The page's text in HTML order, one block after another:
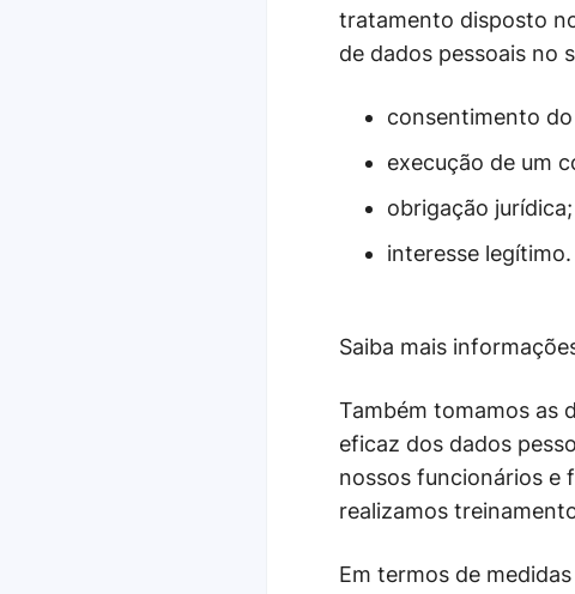
tratamento disposto
de dados pessoais no
consentimento
execução de um
obrigação jurídica;
interesse legítimo.
Saiba mais
Também tomamos as
eficaz dos dados
nossos funcionários e
realizamos
Em termos de